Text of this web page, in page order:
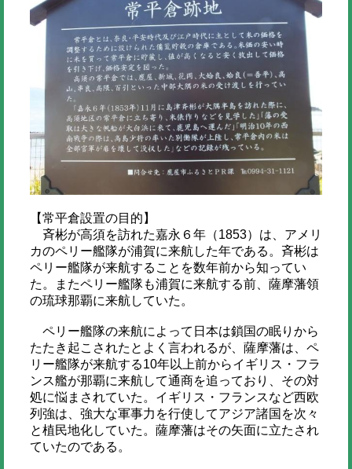
【常平倉設置の目的】
斉彬が高須を訪れた嘉永６年（1853）は、アメリ
カのペリー艦隊が浦賀に来航した年である。斉彬は
ペリー艦隊が来航することを数年前から知ってい
た。またペリー艦隊も浦賀に来航する前、薩摩藩領
の琉球那覇に来航していた。
ペリー艦隊の来航によって日本は鎖国の眠りから
たたき起こされたとよく言われるが、薩摩藩は、ペ
リー艦隊が来航する10年以上前からイギリス・フラ
ンス艦が那覇に来航して通商を追っており、その対
処に悩まされていた。イギリス・フランスなど西欧
列強は、強大な軍事力を行使してアジア諸国を次々
と植民地化していた。薩摩藩はその矢面に立たされ
ていたのである。